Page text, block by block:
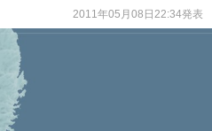
2011年05月08日22:34発表